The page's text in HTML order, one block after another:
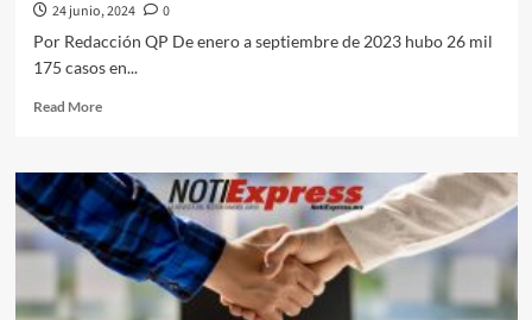
24 junio, 2024
0
Por Redacción QP De enero a septiembre de 2023 hubo 26 mil
175 casos en...
Read MoreRead
Robo
de
identidad,
en
auge
en